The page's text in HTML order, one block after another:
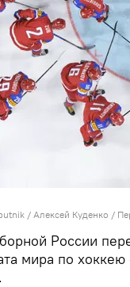
/ Алексей Куденко /
России
мира по